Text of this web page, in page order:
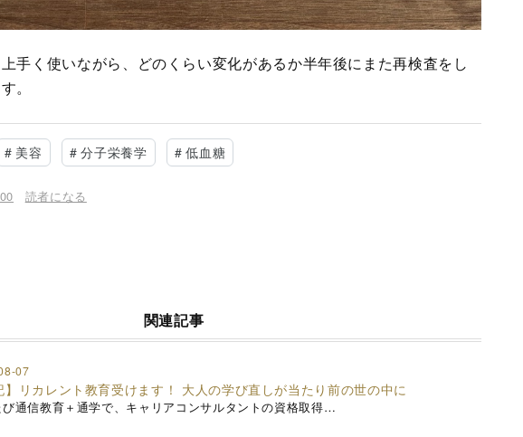
手く使いながら、どのくらい変化があるか半年後にまた再検査をし
。
# 美容 # 分子栄養学 # 低血糖
読者になる
関連記事
07
】リカレント教育受けます！ 大人の学び直しが当たり前の世の中に
び通信教育＋通学で、キャリアコンサルタントの資格取得…